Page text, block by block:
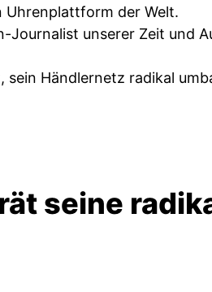
Uhrenplattform der Welt.
Journalist unserer Zeit und
Händlernetz radikal
seine